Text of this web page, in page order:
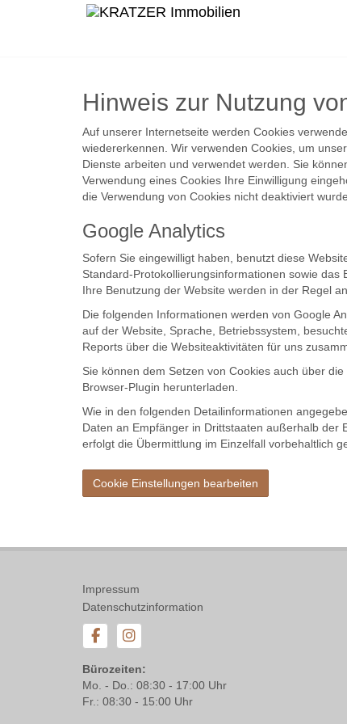
Hinweis zur Nutzung
Auf unserer Internetseite werden Cookies
wiedererkennen. Wir verwenden Cookies, um
Dienste arbeiten und verwendet werden. Sie
Verwendung eines Cookies Ihre Einwilligung
die Verwendung von Cookies nicht deaktiviert wurde.
Google Analytics
Sofern Sie eingewilligt haben, benutzt diese
Standard-Protokollierungsinformationen sowie
Ihre Benutzung der Website werden in der Regel
Die folgenden Informationen werden von Google
auf der Website, Sprache, Betriebssystem,
Reports über die Websiteaktivitäten für uns
Sie können dem Setzen von Cookies auch über
Browser-Plugin herunterladen.
Wie in den folgenden Detailinformationen
Daten an Empfänger in Drittstaaten außerhalb der
erfolgt die Übermittlung im Einzelfall vorbehaltlich
Cookie Einstellungen bearbeiten
Impressum
Datenschutzinformation
Bürozeiten:
Mo. - Do.: 08:30 - 17:00 Uhr
Fr.: 08:30 - 15:00 Uhr